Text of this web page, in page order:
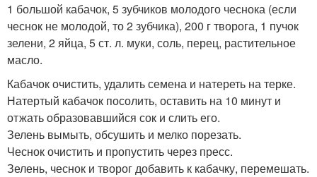
1 большой кабачок, 5 зубчиков молодого чеснока (если
чеснок не молодой, то 2 зубчика), 200 г творога, 1 пучок
зелени, 2 яйца, 5 ст. л. муки, соль, перец, растительное
масло.
Кабачок очистить, удалить семена и натереть на терке.
Натертый кабачок посолить, оставить на 10 минут и
отжать образовавшийся сок и слить его.
Зелень вымыть, обсушить и мелко порезать.
Чеснок очистить и пропустить через пресс.
Зелень, чеснок и творог добавить к кабачку, перемешать.